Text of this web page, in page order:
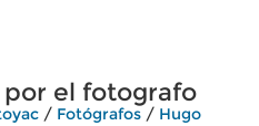
por el fotografo
/ Fotógrafos / Hugo